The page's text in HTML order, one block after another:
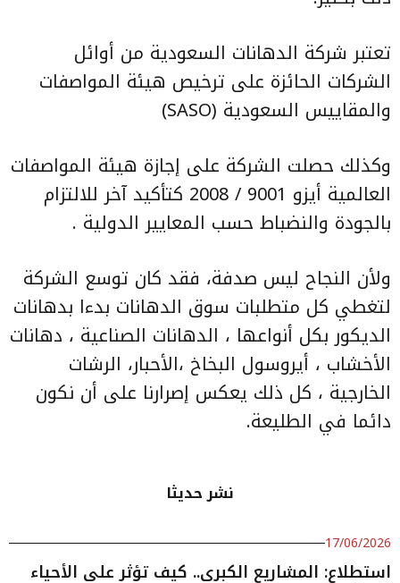
تعتبر شركة الدهانات السعودية من أوائل
الشركات الحائزة على ترخيص هيئة المواصفات
والمقاييس السعودية (SASO)
وكذلك حصلت الشركة على إجازة هيئة المواصفات
العالمية أيزو 9001 / 2008 كتأكيد آخر للالتزام
بالجودة والنضباط حسب المعايير الدولية .
ولأن النجاح ليس صدفة، فقد كان توسع الشركة
لتغطي كل متطلبات سوق الدهانات بدءا بدهانات
الديكور بكل أنواعها ، الدهانات الصناعية ، دهانات
الأخشاب ، أيروسول البخاخ ،الأحبار، الرشات
الخارجية ، كل ذلك يعكس إصرارنا على أن نكون
دائما في الطليعة.
نشر حديثا
17/06/2026
استطلاع: المشاريع الكبرى.. كيف تؤثر على الأحياء